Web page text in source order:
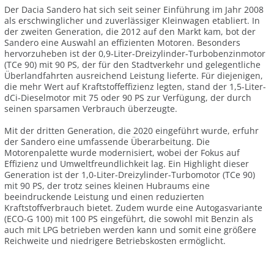
Der Dacia Sandero hat sich seit seiner Einführung im Jahr 2008
als erschwinglicher und zuverlässiger Kleinwagen etabliert. In
der zweiten Generation, die 2012 auf den Markt kam, bot der
Sandero eine Auswahl an effizienten Motoren. Besonders
hervorzuheben ist der 0,9-Liter-Dreizylinder-Turbobenzinmotor
(TCe 90) mit 90 PS, der für den Stadtverkehr und gelegentliche
Überlandfahrten ausreichend Leistung lieferte. Für diejenigen,
die mehr Wert auf Kraftstoffeffizienz legten, stand der 1,5-Liter-
dCi-Dieselmotor mit 75 oder 90 PS zur Verfügung, der durch
seinen sparsamen Verbrauch überzeugte.
Mit der dritten Generation, die 2020 eingeführt wurde, erfuhr
der Sandero eine umfassende Überarbeitung. Die
Motorenpalette wurde modernisiert, wobei der Fokus auf
Effizienz und Umweltfreundlichkeit lag. Ein Highlight dieser
Generation ist der 1,0-Liter-Dreizylinder-Turbomotor (TCe 90)
mit 90 PS, der trotz seines kleinen Hubraums eine
beeindruckende Leistung und einen reduzierten
Kraftstoffverbrauch bietet. Zudem wurde eine Autogasvariante
(ECO-G 100) mit 100 PS eingeführt, die sowohl mit Benzin als
auch mit LPG betrieben werden kann und somit eine größere
Reichweite und niedrigere Betriebskosten ermöglicht.